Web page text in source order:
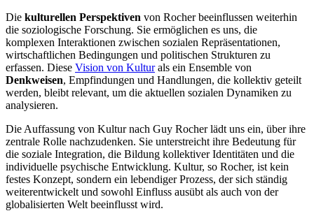
Die kulturellen Perspektiven von Rocher beeinflussen weiterhin
die soziologische Forschung. Sie ermöglichen es uns, die
komplexen Interaktionen zwischen sozialen Repräsentationen,
wirtschaftlichen Bedingungen und politischen Strukturen zu
erfassen. Diese Vision von Kulturals ein Ensemble von
Denkweisen, Empfindungen und Handlungen, die kollektiv geteilt
werden, bleibt relevant, um die aktuellen sozialen Dynamiken zu
analysieren.
Die Auffassung von Kultur nach Guy Rocher lädt uns ein, über ihre
zentrale Rolle nachzudenken. Sie unterstreicht ihre Bedeutung für
die soziale Integration, die Bildung kollektiver Identitäten und die
individuelle psychische Entwicklung. Kultur, so Rocher, ist kein
festes Konzept, sondern ein lebendiger Prozess, der sich ständig
weiterentwickelt und sowohl Einfluss ausübt als auch von der
globalisierten Welt beeinflusst wird.